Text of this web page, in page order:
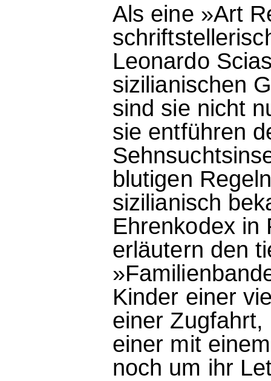
Als eine »Art
Leonardo
sizilianischen
sind sie nicht
sie entführen
blutigen
sizilianisch
Ehrenkodex in
erläutern den
Kinder einer
einer
einer mit
noch um ihr